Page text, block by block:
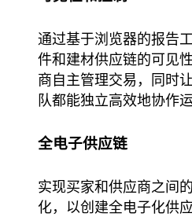
通过基于浏览器的报告
件和建材供应链的可见
商自主管理交易，同时
队都能独立高效地协作
全电子供应链
实现买家和供应商之间
化，以创建全电子化供